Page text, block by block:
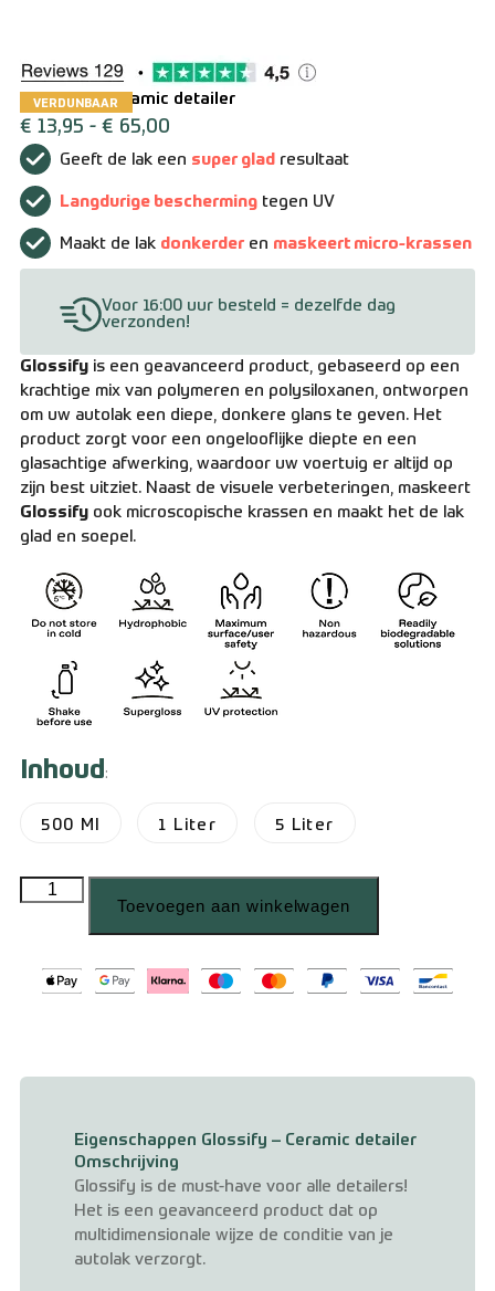
Retourneren
Algemene voorwaarden
Glossify – Ceramic detailer
VERDUNBAAR
€ 13,95 - € 65,00
Geeft de lak een super glad resultaat
Langdurige bescherming tegen UV
Maakt de lak donkerder en maskeert micro-krassen
Voor 16:00 uur besteld = dezelfde dag
verzonden!
Glossify is een geavanceerd product, gebaseerd op een
krachtige mix van polymeren en polysiloxanen, ontworpen
om uw autolak een diepe, donkere glans te geven. Het
product zorgt voor een ongelooflijke diepte en een
glasachtige afwerking, waardoor uw voertuig er altijd op
zijn best uitziet. Naast de visuele verbeteringen, maskeert
Glossify ook microscopische krassen en maakt het de lak
glad en soepel.
Inhoud:
500 Ml 1 Liter 5 Liter
Toevoegen aan winkelwagen
Eigenschappen Glossify – Ceramic detailer
Omschrijving
Glossify is de must-have voor alle detailers!
Het is een geavanceerd product dat op
multidimensionale wijze de conditie van je
autolak verzorgt.